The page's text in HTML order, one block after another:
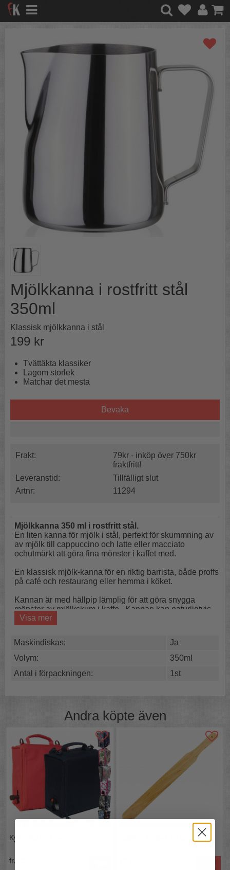
Mjölkkanna i rostfritt stål
350ml
Klassisk mjölkkanna i stål
199 kr
Tvättäkta klassiker
Lagom storlek
Matchar det mesta
Bevaka
Frakt:
79kr - inköp över 750kr
fraktfritt!
Leveranstid:
Tillfälligt slut
Artnr:
11294
Mjölkkanna 350 ml i rostfritt stål.
En liten kanna för mjölk i stål, perfekt för skummning av
av mjölk till cappuccino och latte eller macciato
ochutmärkt att göra fina mönster i kaffet med.
En klassisk mjölk-kanna för en riktig barrista, både proffs
på café och restaurang eller hemma i köket.
Kannan är med hällpip lämplig för att göra snygga
mönster av mjölkskum i kaffe. Kannan kan naturligtvis
även användas som en helt vanlig gräddkanna eller
mjölkkanna.
Diskas med varmt vatten och diskmedel före första
användning.
Visa mer
Maskindiskas:
Ja
Volym:
350ml
Antal i förpackningen:
1st
Andra köpte även
Kylväska för boxvin
fr. 297 kr